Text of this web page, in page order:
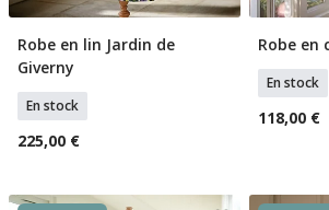
Sélectionner Tailles
Robe en lin Jardin de
Giverny
En stock
225,00 €
Robe en
En stock
118,00 €